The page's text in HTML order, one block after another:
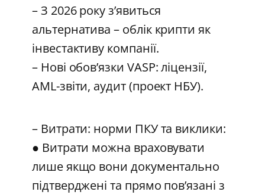
– З 2026 року з’явиться
альтернатива – облік крипти як
інвестактиву компанії.
– Нові обов’язки VASP: ліцензії,
AML-звіти, аудит (проект НБУ).
– Витрати: норми ПКУ та виклики:
● Витрати можна враховувати
лише якщо вони документально
підтверджені та прямо пов’язані з